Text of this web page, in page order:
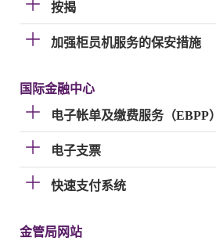
按揭
加强柜员机服务的保安措施
国际金融中心
电子帐单及缴费服务（EBPP）
电子支票
快速支付系统
金管局网站